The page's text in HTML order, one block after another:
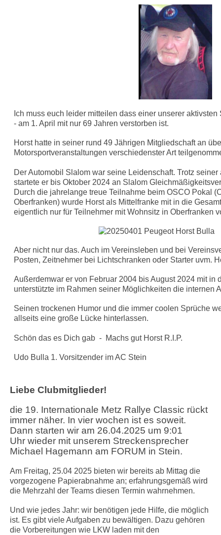
Ich muss euch leider mitteilen dass einer unserer
- am 1. April mit nur 69 Jahren verstorben ist.
Horst hatte in seiner rund 49 Jährigen Mitgliedschaft an
Motorsportveranstaltungen verschiedenster Art
Der Automobil Slalom war seine Leidenschaft. Trotz
startete er bis Oktober 2024 an Slalom
Durch die jahrelange treue Teilnahme beim OSCO Pokal
Oberfranken) wurde Horst als Mittelfranke mit in die
eigentlich nur für Teilnehmer mit Wohnsitz in Oberfranken
Aber nicht nur das. Auch im Vereinsleben und bei
Posten, Zeitnehmer bei Lichtschranken oder Starter uvm.
Außerdemwar er von Februar 2004 bis August 2024 mit in
unterstützte im Rahmen seiner Möglichkeiten die internen
Seinen trockenen Humor und die immer coolen Sprüche
allseits eine große Lücke hinterlassen.
Schön das es Dich gab - Machs gut Horst R.I.P.
Udo Bulla 1. Vorsitzender im AC Stein
Liebe Clubmitglieder!
die 19. Internationale Metz Rallye Classic rückt
immer näher. In vier wochen ist es soweit.
Dann starten wir am 26.04.2025 um 9:01
Uhr wieder mit unserem Streckensprecher
Michael Hagemann am FORUM in Stein.
Am Freitag, 25.04 2025 bieten wir bereits ab Mittag die
vorgezogene Papierabnahme an; erfahrungsgemäß wird
die Mehrzahl der Teams diesen Termin wahrnehmen.
Und wie jedes Jahr: wir benötigen jede Hilfe, die möglich
ist. Es gibt viele Aufgaben zu bewältigen. Dazu gehören
die Vorbereitungen wie LKW laden mit den